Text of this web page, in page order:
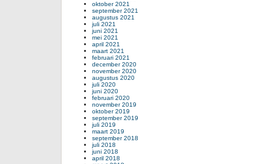
oktober 2021
september 2021
augustus 2021
juli 2021
juni 2021
mei 2021
april 2021
maart 2021
februari 2021
december 2020
november 2020
augustus 2020
juli 2020
juni 2020
februari 2020
november 2019
oktober 2019
september 2019
juli 2019
maart 2019
september 2018
juli 2018
juni 2018
april 2018